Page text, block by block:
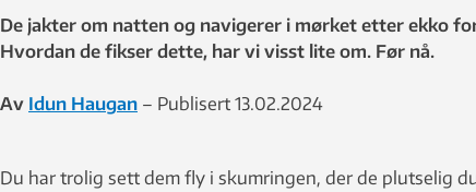
De jakter om natten og navigerer i mørket etter ekko
Hvordan de fikser dette, har vi visst lite om. Før nå.
Av Idun Haugan – Publisert 13.02.2024
Du har trolig sett dem fly i skumringen, der de plutselig